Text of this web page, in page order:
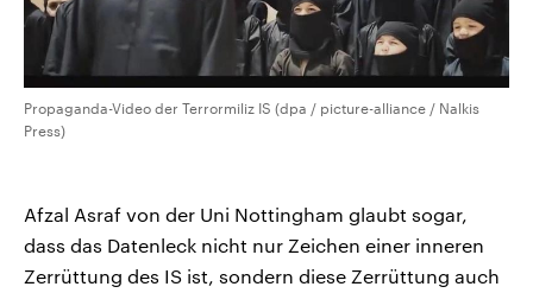
Propaganda-Video der Terrormiliz IS (dpa / picture-alliance / Nalkis
Press)
Afzal Asraf von der Uni Nottingham glaubt sogar,
dass das Datenleck nicht nur Zeichen einer inneren
Zerrüttung des IS ist, sondern diese Zerrüttung auch